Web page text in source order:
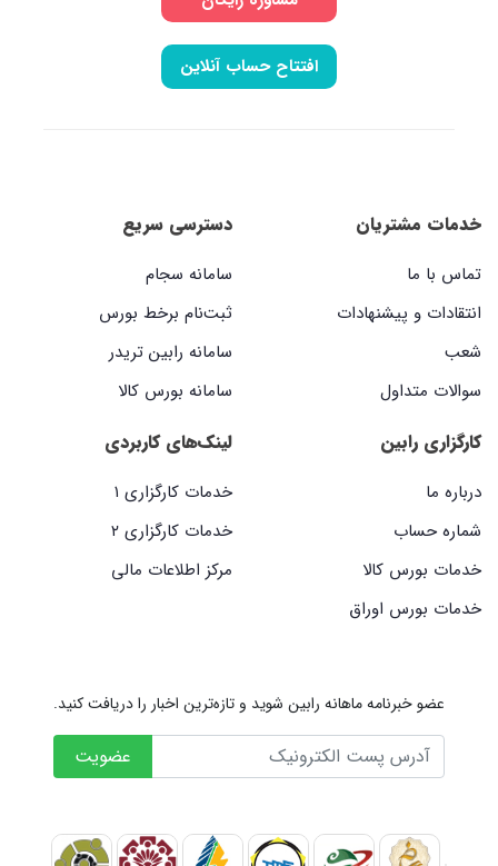
افتتاح حساب آنلاین
خدمات مشتریان
تماس با ما
انتقادات و پیشنهادات
شعب
سوالات متداول
دسترسی سریع
سامانه سجام
ثبت‌نام برخط بورس
سامانه رابین تریدر
سامانه بورس کالا
کارگزاری رابین
درباره ما
شماره حساب
خدمات بورس کالا
خدمات بورس اوراق
لینک‌های کاربردی
خدمات کارگزاری ۱
خدمات کارگزاری ۲
مرکز اطلاعات مالی
عضو خبرنامه ماهانه رابین شوید و تازه‌ترین اخبار را دریافت کنید.
عضویت